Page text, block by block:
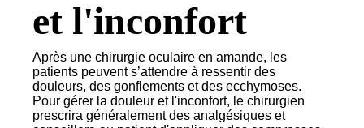
et l'inconfort
Après une chirurgie oculaire en amande, les
patients peuvent s’attendre à ressentir des
douleurs, des gonflements et des ecchymoses.
Pour gérer la douleur et l'inconfort, le chirurgien
prescrira généralement des analgésiques et